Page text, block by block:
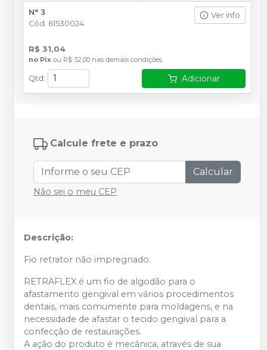
N° 3
Cód. 61530024
Ver info
R$ 31,04
no Pix ou R$ 32,00 nas demais condições
Qtd : Adicionar
Calcule frete e prazo
Calcular
Não sei o meu CEP
Descrição:
Fio retrator não impregnado.
RETRAFLEX é um fio de algodão para o
afastamento gengival em vários procedimentos
dentais, mais comumente para moldagens, e na
necessidade de afastar o tecido gengival para a
confecção de restaurações.
A ação do produto é mecânica, através de sua